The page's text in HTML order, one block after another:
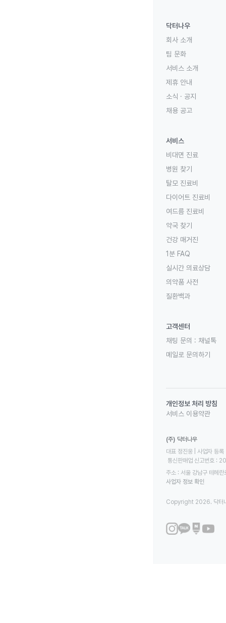
닥터나우
회사 소개
팀 문화
서비스 소개
제휴 안내
소식 · 공지
채용 공고
서비스
비대면 진료
병원 찾기
탈모 진료비
다이어트 진료비
여드름 진료비
약국 찾기
건강 매거진
1분 FAQ
실시간 의료상담
의약품 사전
질환백과
고객센터
채팅 문의 : 채널톡
메일로 문의하기
개인정보 처리 방침
서비스 이용약관
(주) 닥터나우
대표 정진웅 | 사업자
통신판매업 신고번호
주소 : 서울 강남구 테헤
사업자 정보 확인
Copyright 2026. 닥터